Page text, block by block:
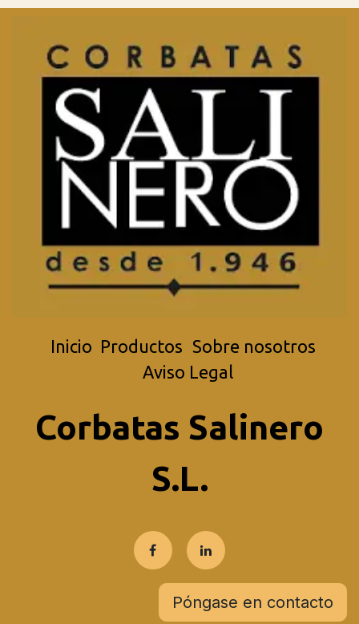
Inicio Productos Sobre nosotros
Aviso Legal
Corbatas Salinero
S.L.
Póngase en contacto